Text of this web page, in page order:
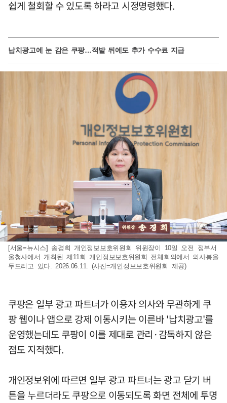
쉽게 철회할 수 있도록 하라고 시정명령했다.
납치광고에 눈 감은 쿠팡…적발 뒤에도 추가 수수료 지급
[서울=뉴시스] 송경희 개인정보보호위원회 위원장이 10일 오전 정부서
울청사에서 개최된 제11회 개인정보보호위원회 전체회의에서 의사봉을
두드리고 있다. 2026.06.11. (사진=개인정보보호위원회 제공)
쿠팡은 일부 광고 파트너가 이용자 의사와 무관하게 쿠
팡 웹이나 앱으로 강제 이동시키는 이른바 '납치광고'를
운영했는데도 쿠팡이 이를 제대로 관리·감독하지 않은
점도 지적했다.
개인정보위에 따르면 일부 광고 파트너는 광고 닫기 버
튼을 누르더라도 쿠팡으로 이동되도록 화면 전체에 투명